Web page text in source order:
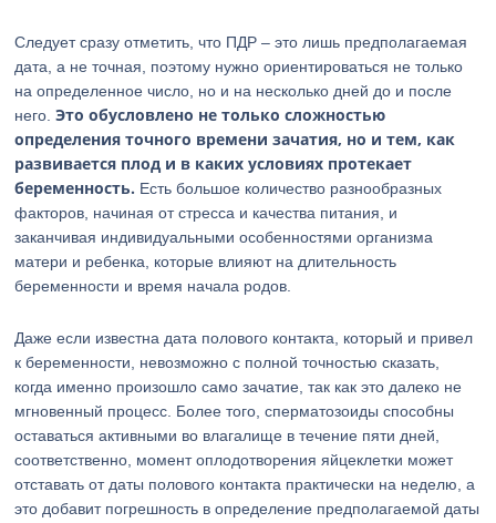
Следует сразу отметить, что ПДР – это лишь предполагаемая
дата, а не точная, поэтому нужно ориентироваться не только
на определенное число, но и на несколько дней до и после
него.Это обусловлено не только сложностью
определения точного времени зачатия, но и тем, как
развивается плод и в каких условиях протекает
беременность. Есть большое количество разнообразных
факторов, начиная от стресса и качества питания, и
заканчивая индивидуальными особенностями организма
матери и ребенка, которые влияют на длительность
беременности и время начала родов.
Даже если известна дата полового контакта, который и привел
к беременности, невозможно с полной точностью сказать,
когда именно произошло само зачатие, так как это далеко не
мгновенный процесс. Более того, сперматозоиды способны
оставаться активными во влагалище в течение пяти дней,
соответственно, момент оплодотворения яйцеклетки может
отставать от даты полового контакта практически на неделю, а
это добавит погрешность в определение предполагаемой даты